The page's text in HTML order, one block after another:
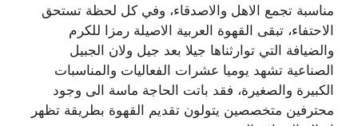
مناسبة تجمع الاهل والاصدقاء، وفي كل لحظة تستحق
الاحتفاء، تبقى القهوة العربية الاصيلة رمزا للكرم
والضيافة التي توارثناها جيلا بعد جيل ولان الجبيل
الصناعية تشهد يوميا عشرات الفعاليات والمناسبات
الكبيرة والصغيرة، فقد باتت الحاجة ماسة الى وجود
محترفين متخصصين يتولون تقديم القهوة بطريقة تظهر